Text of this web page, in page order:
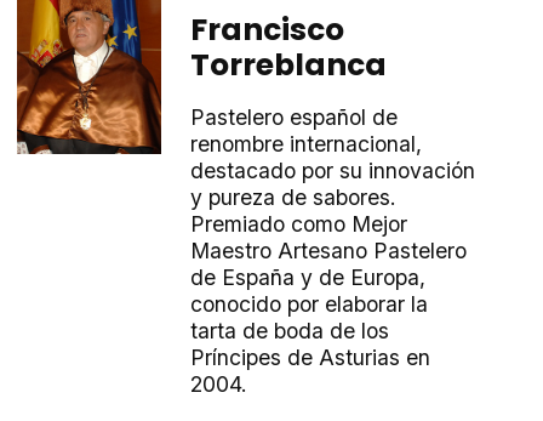
Francisco
Torreblanca
Pastelero español de
renombre internacional,
destacado por su innovación
y pureza de sabores.
Premiado como Mejor
Maestro Artesano Pastelero
de España y de Europa,
conocido por elaborar la
tarta de boda de los
Príncipes de Asturias en
2004.